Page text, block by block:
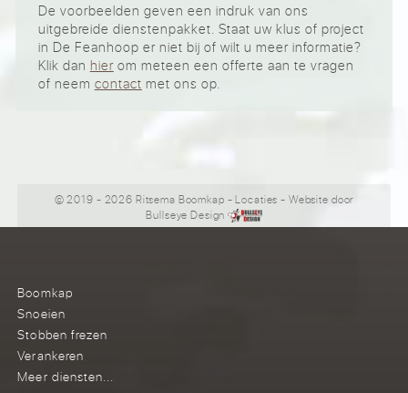
De voorbeelden geven een indruk van ons
uitgebreide dienstenpakket. Staat uw klus of project
in De Feanhoop er niet bij of wilt u meer informatie?
Klik dan hierom meteen een offerte aan te vragen
of neem contact met ons op.
© 2019 - 2026 Ritsema Boomkap -Locaties - Website door
Bullseye Design
Boomkap
Snoeien
Stobben frezen
Verankeren
Meer diensten...